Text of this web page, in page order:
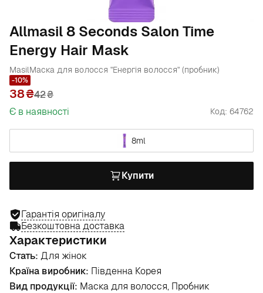
Allmasil 8 Seconds Salon Time
Energy Hair Mask
MasilМаска для волосся "Енергія волосся" (пробник)
-10%
38 42₴
Є в наявності
Код: 64762
8ml
Купити
Гарантія оригіналу
Безкоштовна доставка
Характеристики
Стать: Для жінок
Країна виробник: Південна Корея
Вид продукції: Маска для волосся, Пробник